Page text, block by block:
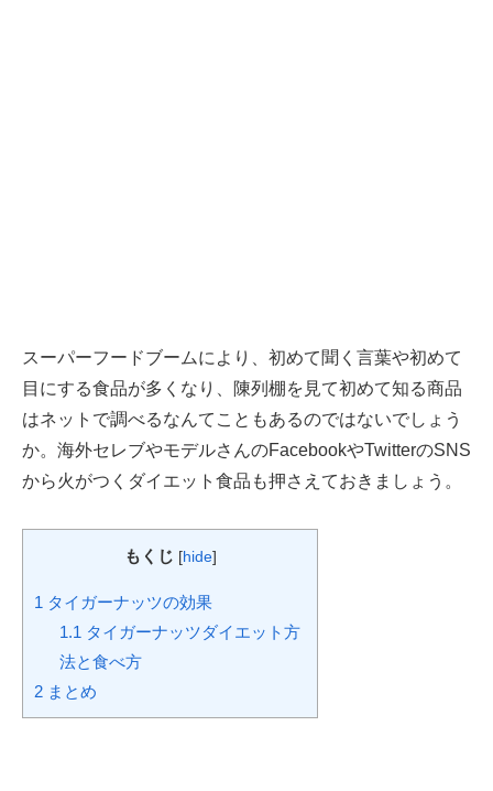
スーパーフードブームにより、初めて聞く言葉や初めて
目にする食品が多くなり、陳列棚を見て初めて知る商品
はネットで調べるなんてこともあるのではないでしょう
か。海外セレブやモデルさんのFacebookやTwitterのSNS
から火がつくダイエット食品も押さえておきましょう。
もくじ [hide]
1 タイガーナッツの効果
1.1 タイガーナッツダイエット方
法と食べ方
2 まとめ